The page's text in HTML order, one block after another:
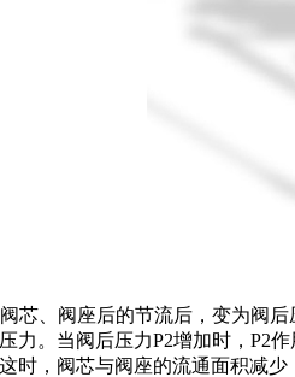
、阀座后的节流后，变为
压力。当阀后压力P2增加时
，阀芯与阀座的流通面积减少